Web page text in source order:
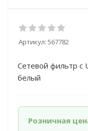
Артикул: 567782
Сетевой фильтр с
белый
Розничная